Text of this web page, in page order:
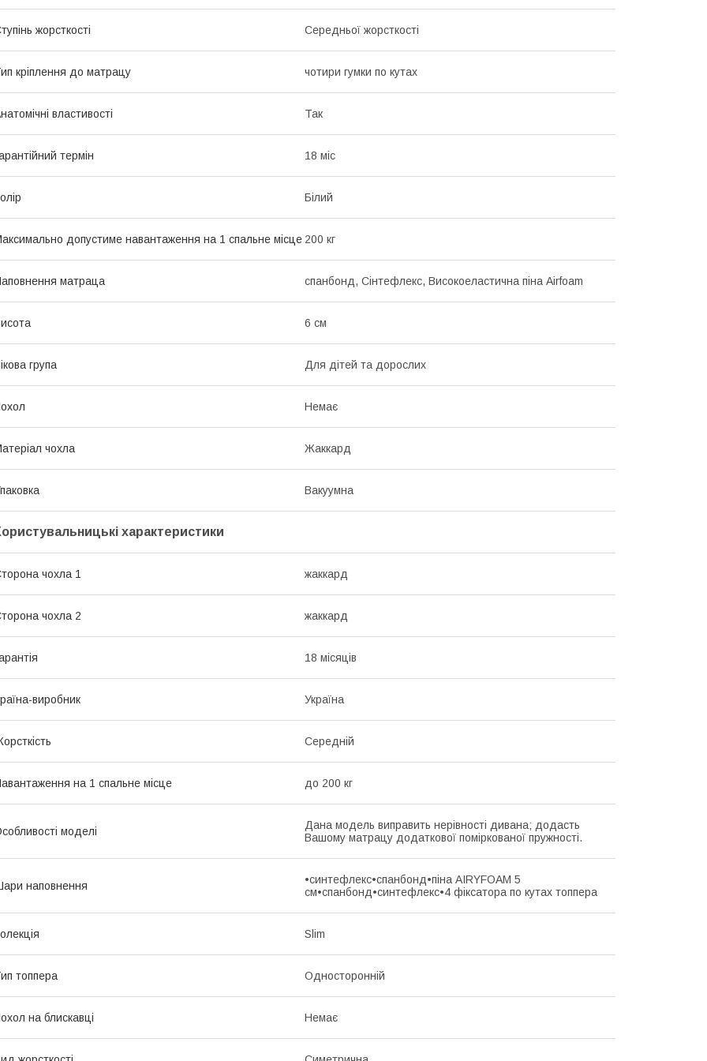
жорсткості Середньої жорсткості
кріплення до матрацу чотири гумки по кутах
властивості Так
термін 18 міс
Білий
допустиме навантаження на 1 спальне місце 200 кг
матраца спанбонд, Сінтефлекс, Високоеластична піна Airfoam
6 см
група Для дітей та дорослих
Немає
чохла Жаккард
Вакуумна
характеристики
чохла 1 жаккард
чохла 2 жаккард
18 місяців
виробник Україна
Середній
на 1 спальне місце до 200 кг
моделі
Дана модель виправить нерівності дивана; додасть
Вашому матрацу додаткової поміркованої пружності.
наповнення
•синтефлекс•спанбонд•піна AIRYFOAM 5
см•спанбонд•синтефлекс•4 фіксатора по кутах топпера
Slim
топпера Односторонній
на блискавці Немає